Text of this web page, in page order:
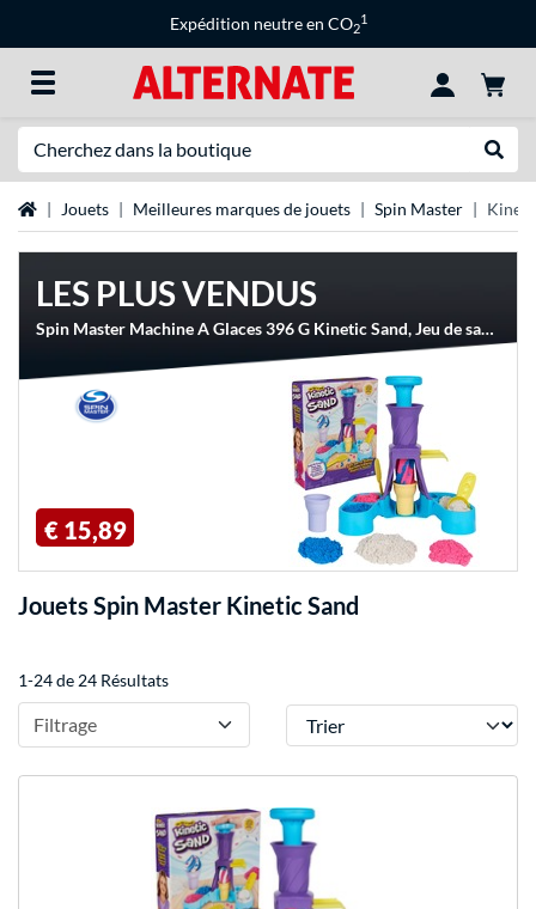
Expédition neutre en CO2
1
Page d'accueil
Jouets Meilleures marques de jouets Spin Master
LES PLUS VENDUS
Spin Master Machine A Glaces 396 G Kinetic Sand, Jeu de sable
€ 15,89
Jouets Spin Master Kinetic Sand
1-24 de 24 Résultats
Filtrage Trier